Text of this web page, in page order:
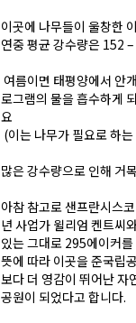
이곳에 나무들이 울창한
연중 평균 강수량은 152
여름이면 태평양에서 안
로그램의 물을 흡수하게
요
(이는 나무가 필요로 하
많은 강수량으로 인해 거
아참 참고로 샌프란시스
년 사업가 윌리엄 켄트씨
있는 그대로 295에이커
뜻에 따라 이곳을 준국립
보다 더 영감이 뛰어난 자
공원이 되었다고 합니다.